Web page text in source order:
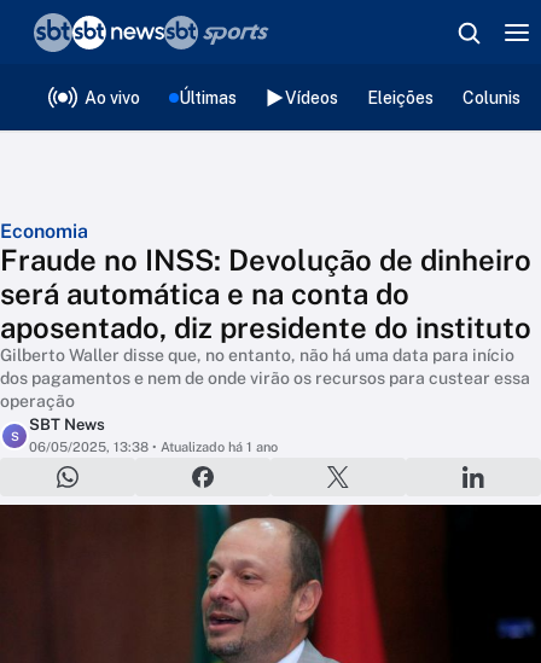
Ao vivo Últimas Vídeos Eleições
Economia
Fraude no INSS: Devolução de dinheiro
será automática e na conta do
aposentado, diz presidente do instituto
Gilberto Waller disse que, no entanto, não há uma data para início
dos pagamentos e nem de onde virão os recursos para custear essa
operação
S
SBT News
06/05/2025, 13:38 • Atualizado há 1 ano
❮voltar
Editorias